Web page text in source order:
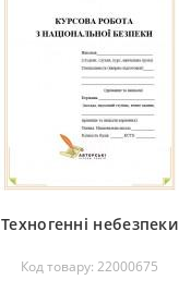
Техногенні небезпеки
Код товару: 22000675